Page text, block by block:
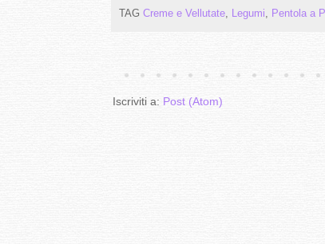
TAG Creme e Vellutate, Legumi, Pentola a
Iscriviti a: Post (Atom)